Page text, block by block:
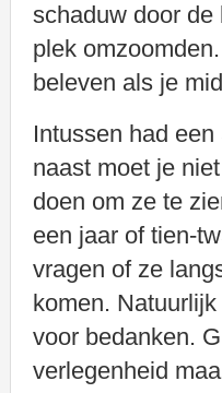
schaduw door
plek
beleven als je
Intussen had
naast moet je
doen om ze te
een jaar of tien-
vragen of ze
komen.
voor bedanken.
verlegenheid